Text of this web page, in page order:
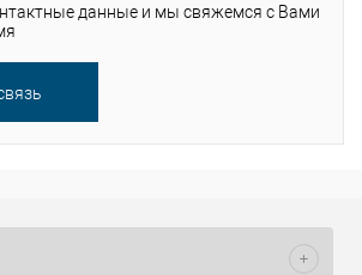
данные и мы свяжемся с Вами